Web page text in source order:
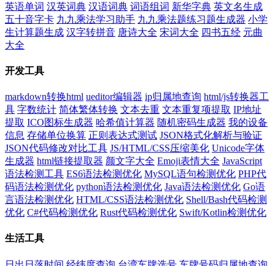
英语单词 汉英词典 汉语词典 词语组词 新华字典 英文名生成
五十音字卡 九九乘法学习助手 九九乘法题练习题生成器 小学
生计算题生成 汉字转拼音 唐诗大全 宋词大全 四书五经 元曲
大全
开发工具
markdown转换html ueditor编辑器 ip归属地查询 html/js转换器工
具 字数统计 简体繁体转换 文本去重 文本重复项提取 IP地址
提取 ICO图标生成器 哈希值计算器 随机密码生成器 我的设备
信息 存储单位换算 正则表达式测试 JSON格式化解析与验证
JSON代码修改对比工具 JS/HTML/CSS压缩美化 Unicode字体
生成器 html链接提取器 颜文字大全 Emoji表情大全 JavaScript
语法检测工具 ES6语法检测优化 MySQL语句检测优化 PHP代
码语法检测优化 python语法检测优化 Java语法检测优化 Go语
言语法检测优化 HTML/CSS语法检测优化 Shell/Bash代码检测
优化 C#代码检测优化 Rust代码检测优化 Swift/Kotlin检测优化
生活工具